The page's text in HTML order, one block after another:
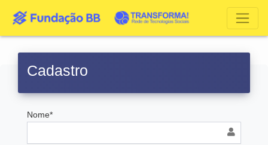
Cadastro
Nome*